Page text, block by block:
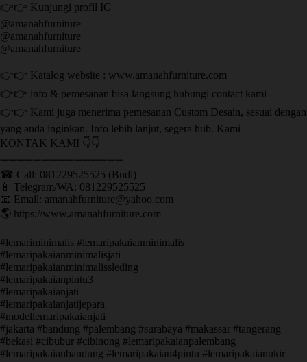
👉👉 Kunjungi profil IG
@amanahfurniture
@amanahfurniture
@amanahfurniture
👉👉 Katalog website : www.amanahfurniture.com
👉👉 info & pemesanan bisa langsung hubungi contact kami
👉👉 Kami juga menerima pemesanan Custom Desain, sesuai dengan
yang anda inginkan. Info lebih lanjut, segera hub. Kami
KONTAK KAMI 👇👇
➖➖➖➖➖➖➖➖➖➖➖➖➖➖➖ ㅤ
☎ Call: 081229525525 (Budi)
📱 Telegram/WA: 081229525525
📧 Email: amanahfurniture@yahoo.com
🌎 https://www.amanahfurniture.com
#lemariminimalis #lemaripakaianminimalis
#lemaripakaianminimalisjati
#lemaripakaianminimalissleding
#lemaripakaianpintu3
#lemaripakaianjati
#lemaripakaianjatijepara
#modellemaripakaianjati
#jakarta #bandung #palembang #surabaya #makassar #tangerang
#bekasi #cibubur #cibinong #lemaripakaianpalembang
#lemaripakaianbandung #lemaripakaian4pintu #lemaripakaianukir